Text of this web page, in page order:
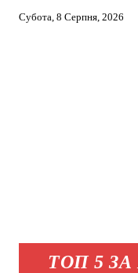
Субота, 8 Серпня, 2026
ТОП 5